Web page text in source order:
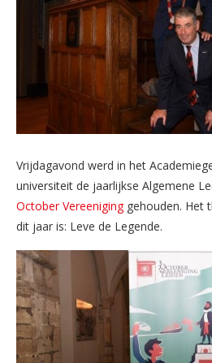
Vrijdagavond werd in het
universiteit de jaarlijkse Algemene
October Vereeniginggehouden. Het
dit jaar is: Leve de Legende.